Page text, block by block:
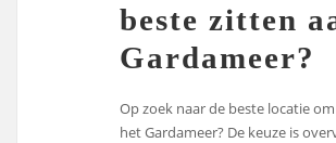
beste zitten
Gardameer?
Op zoek naar de beste locatie
het Gardameer? De keuze is